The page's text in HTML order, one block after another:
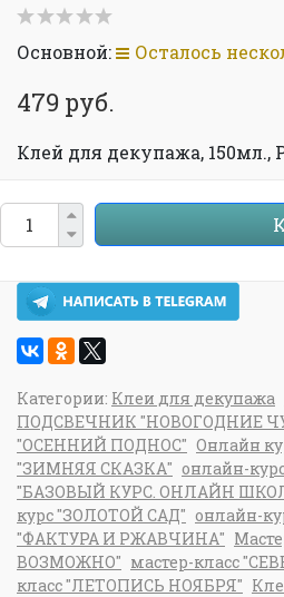
Основной: Осталось
479 руб.
Клей для декупажа, 150мл.,
Категории: Клеи для декупажа
ПОДСВЕЧНИК "НОВОГОДНИЕ
"ОСЕННИЙ ПОДНОС" Онлайн
"ЗИМНЯЯ СКАЗКА" онлайн-
"БАЗОВЫЙ КУРС. ОНЛАЙН
курс "ЗОЛОТОЙ САД" онлайн-
"ФАКТУРА И РЖАВЧИНА"
ВОЗМОЖНО" мастер-класс
класс "ЛЕТОПИСЬ НОЯБРЯ"